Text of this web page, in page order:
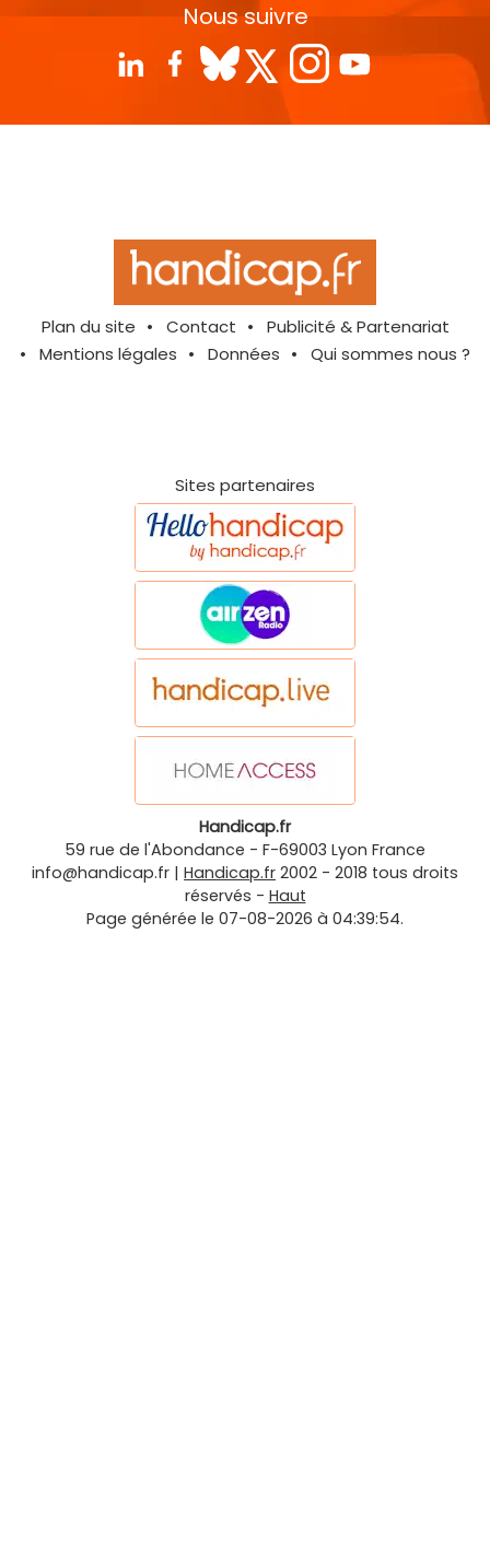
Nous suivre
Plan du site Contact
Publicité & Partenariat
Mentions légales
Données Qui sommes nous ?
Sites partenaires
Handicap.fr
59 rue de l'Abondance - F-69003 Lyon France
info@handicap.fr | Handicap.fr 2002 - 2018 tous droits
réservés - Haut
Page générée le 07-08-2026 à 04:39:54.